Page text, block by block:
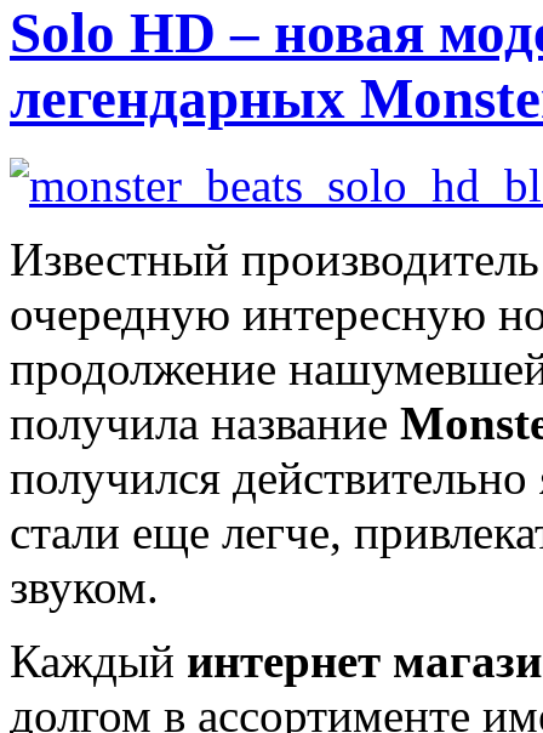
Solo HD ‒ новая
легендарных
Известный
очередную интересную
продолжение
получила название
получился
стали еще легче,
звуком.
Каждый интернет
долгом в ассортименте